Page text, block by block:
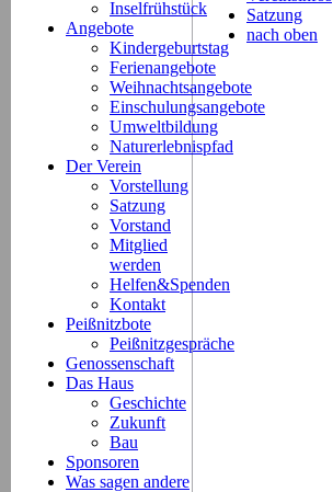
Inselfrühstück
Angebote
Kindergeburtstag
Ferienangebote
Weihnachtsangebote
Einschulungsangebote
Umweltbildung
Naturerlebnispfad
Der Verein
Vorstellung
Satzung
Vorstand
Mitglied
werden
Helfen&Spenden
Kontakt
Peißnitzbote
Peißnitzgespräche
Genossenschaft
Das Haus
Geschichte
Zukunft
Bau
Sponsoren
Was sagen andere
Satzung
nach oben